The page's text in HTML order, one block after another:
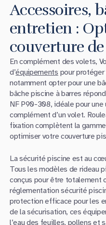
Accessoires,
entretien :
couverture
En complément des volets,
d’équipements pour protéger
notamment opter pour une
bâche piscine à barres
NF P90-308, idéale pour
complément d’un volet.
fixation complètent la
optimiser votre couverture
La sécurité piscine est au
Tous les modèles de rideau
conçus pour être totalement
réglementation sécurité
protection efficace pour les
de la sécurisation, ces
l’eau des feuilles, pollens et